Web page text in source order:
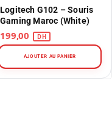
Logitech G102 – Souris
Gaming Maroc (White)
AJOUTER AU PANIER